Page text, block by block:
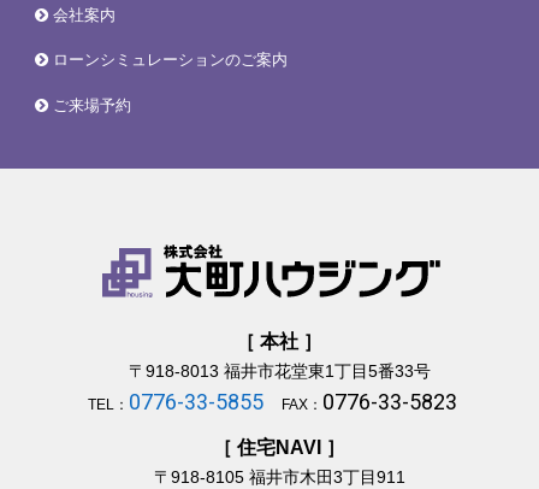
会社案内
ローンシミュレーションのご案内
ご来場予約
［ 本社 ］
〒918-8013 福井市花堂東1丁目5番33号
TEL： 0776-33-5855 FAX： 0776-33-5823
［ 住宅NAVI ］
〒918-8105福井市木田3丁目911